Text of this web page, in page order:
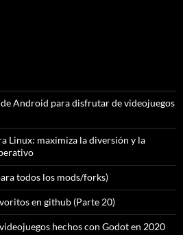
Android para disfrutar de videojuegos
Linux: maximiza la diversión y la
todos los mods/forks)
en github (Parte 20)
hechos con Godot en 2020